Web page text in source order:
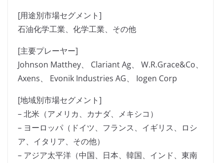
[用途別市場セグメント]
石油化学工業、化学工業、その他
[主要プレーヤー]
Johnson Matthey、 Clariant Ag、 W.R.Grace&Co、
Axens、 Evonik Industries AG、 Iogen Corp
[地域別市場セグメント]
– 北米（アメリカ、カナダ、メキシコ）
– ヨーロッパ（ドイツ、フランス、イギリス、ロシ
ア、イタリア、その他）
– アジア太平洋（中国、日本、韓国、インド、東南